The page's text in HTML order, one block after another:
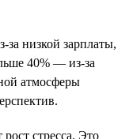
за низкой зарплаты,
40% — из-за
атмосферы
стресса. Это